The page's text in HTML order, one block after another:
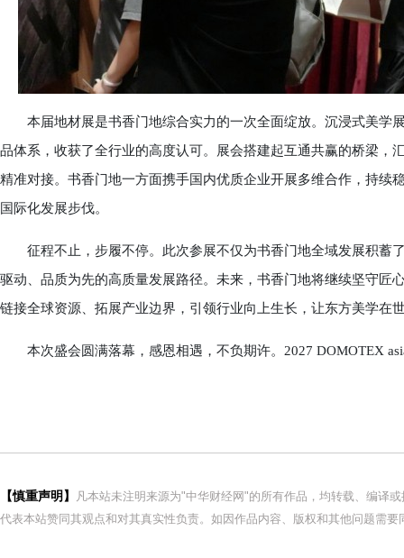
本届地材展是书香门地综合实力的一次全面绽放。沉浸式美学
品体系，收获了全行业的高度认可。展会搭建起互通共赢的桥梁，
精准对接。书香门地一方面携手国内优质企业开展多维合作，持续
国际化发展步伐。
征程不止，步履不停。此次参展不仅为书香门地全域发展积蓄
驱动、品质为先的高质量发展路径。未来，书香门地将继续坚守匠
链接全球资源、拓展产业边界，引领行业向上生长，让东方美学在
本次盛会圆满落幕，感恩相遇，不负期许。2027 DOMOTEX
【慎重声明】
凡本站未注明来源为"中华财经网"的所有作品，均转载、编译
代表本站赞同其观点和对其真实性负责。如因作品内容、版权和其他问题需